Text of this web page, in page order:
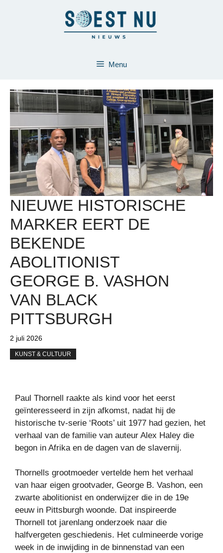
Menu
NIEUWE HISTORISCHE
MARKER EERT DE
BEKENDE
ABOLITIONIST
GEORGE B. VASHON
VAN BLACK
PITTSBURGH
2 juli 2026
KUNST & CULTUUR
Paul Thornell raakte als kind voor het eerst
geïnteresseerd in zijn afkomst, nadat hij de
historische tv-serie ‘Roots’ uit 1977 had gezien, het
verhaal van de familie van auteur Alex Haley die
begon in Afrika en de dagen van de slavernij.
Thornells grootmoeder vertelde hem het verhaal
van haar eigen grootvader, George B. Vashon, een
zwarte abolitionist en onderwijzer die in de 19e
eeuw in Pittsburgh woonde. Dat inspireerde
Thornell tot jarenlang onderzoek naar die
halfvergeten geschiedenis. Het culmineerde vorige
week in de inwijding in de binnenstad van een